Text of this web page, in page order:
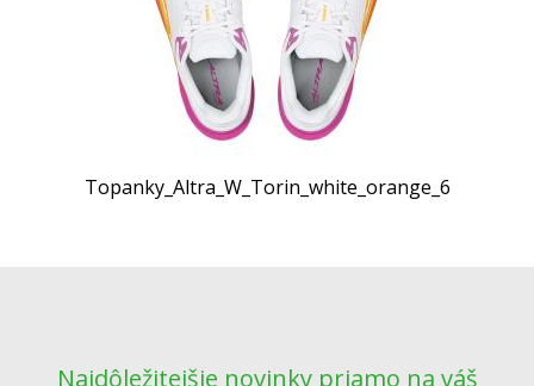
Topanky_Altra_W_Torin_white_orange_6
Najdôležitejšie novinky priamo na váš